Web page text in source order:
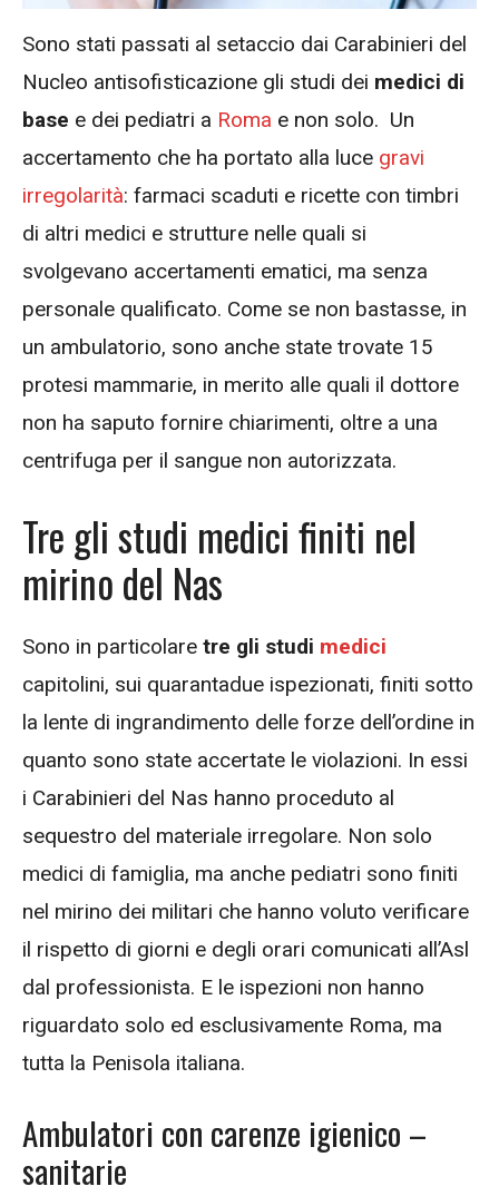
Sono stati passati al setaccio dai Carabinieri del
Nucleo antisofisticazione gli studi dei medici di
base e dei pediatri a Roma e non solo. Un
accertamento che ha portato alla luce gravi
irregolarità: farmaci scaduti e ricette con timbri
di altri medici e strutture nelle quali si
svolgevano accertamenti ematici, ma senza
personale qualificato. Come se non bastasse, in
un ambulatorio, sono anche state trovate 15
protesi mammarie, in merito alle quali il dottore
non ha saputo fornire chiarimenti, oltre a una
centrifuga per il sangue non autorizzata.
Tre gli studi medici finiti nel
mirino del Nas
Sono in particolare tre gli studi medici
capitolini, sui quarantadue ispezionati, finiti sotto
la lente di ingrandimento delle forze dell’ordine in
quanto sono state accertate le violazioni. In essi
i Carabinieri del Nas hanno proceduto al
sequestro del materiale irregolare. Non solo
medici di famiglia, ma anche pediatri sono finiti
nel mirino dei militari che hanno voluto verificare
il rispetto di giorni e degli orari comunicati all’Asl
dal professionista. E le ispezioni non hanno
riguardato solo ed esclusivamente Roma, ma
tutta la Penisola italiana.
Ambulatori con carenze igienico –
sanitarie